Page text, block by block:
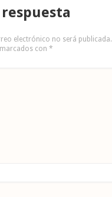
electrónico no será publicada.
con *